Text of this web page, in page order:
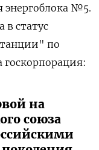
энергоблока №5.
в статус
по
на
союза